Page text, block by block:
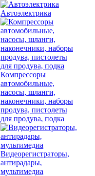
Автоэлектрика
Компрессоры
автомобильные,
насосы, шланги,
наконечники, наборы
продува, пистолеты
для продува, подка
Видеорегистраторы,
антирадары,
мультимедиа